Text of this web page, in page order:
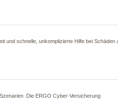
und schnelle, unkomplizierte Hilfe bei
Die ERGO Cyber-Versicherung